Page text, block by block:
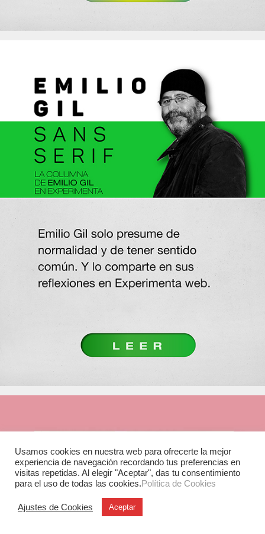
Usamos cookies en nuestra web para ofrecerte la mejor
experiencia de navegación recordando tus preferencias en
visitas repetidas. Al elegir "Aceptar", das tu consentimiento
para el uso de todas las cookies.Política de Cookies
Ajustes de Cookies Aceptar